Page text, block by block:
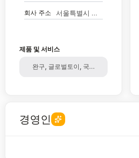
회사 주소 서울특별시 강남구 테헤란로 624 오로라빌딩
제품 및 서비스
완구, 글로벌토이, 국내토이, 콘텐츠, 애
경영인